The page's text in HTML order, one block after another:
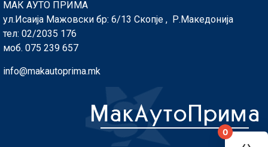
МАК АУТО ПРИМА
ул.Исаија Мажовски бр: 6/13 Скопје , Р.Македонија
тел: 02/2035 176
моб. 075 239 657
info@makautoprima.mk
0